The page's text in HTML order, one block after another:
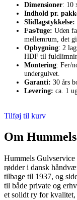
Dimensioner: 10
Indhold pr.
Slidlagstykkelse:
Fas/fuge: Uden
mellemrum, det
Opbygning: 2
HDF til
Montering: Fer/
undergulvet.
Garanti: 30 års
Levering: ca. 1
Tilføj til kurv
Om
Hummels
rødder i dansk
tilbage til 1937, og
til både private og
et solidt ry for